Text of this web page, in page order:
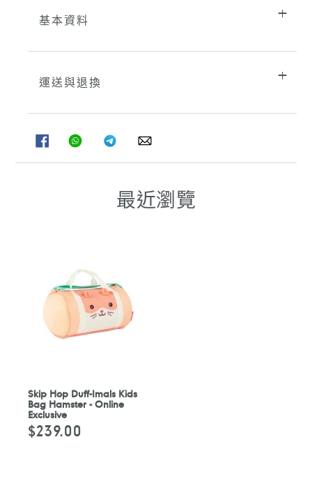
基本資料
運送與退換
FACEBOOK
分
享
WHATSAPPTELEGRAM
分
享
WHATSAPP
最近瀏覽
Skip Hop Duff-Imals Kids
Bag Hamster - Online
Exclusive
定
價
$239.00